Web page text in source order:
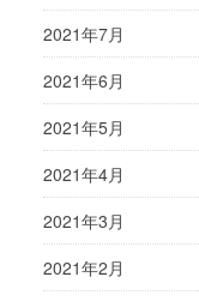
2021年7月
2021年6月
2021年5月
2021年4月
2021年3月
2021年2月